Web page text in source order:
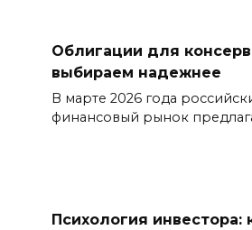
Облигации для
выбираем надежнее
В марте 2026 года
финансовый рынок
Психология инвестора: